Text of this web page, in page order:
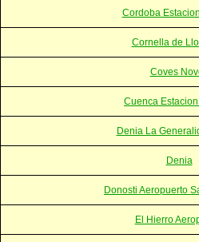
Cordoba
Cornella de
Coves
Cuenca
Denia La
Denia
Donosti Aeropuerto
El Hierro